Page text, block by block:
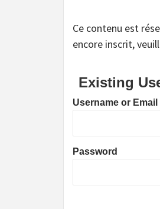
Ce contenu est
encore inscrit,
Existing
Username or Email
Password